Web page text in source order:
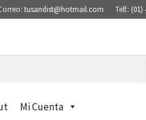
tusandist@hotmail.com Telf.: (01)
Mi Cuenta